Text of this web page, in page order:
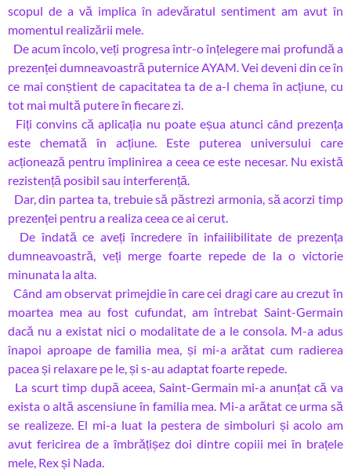
scopul de a vă implica în adevăratul sentiment am avut în
momentul realizării mele.
De acum încolo, veți progresa într-o înțelegere mai profundă a
prezenței dumneavoastră puternice AYAM. Vei deveni din ce în
ce mai conștient de capacitatea ta de a-l chema în acțiune, cu
tot mai multă putere în fiecare zi.
Fiți convins că aplicația nu poate eșua atunci când prezența
este chemată în acțiune. Este puterea universului care
acționează pentru împlinirea a ceea ce este necesar. Nu există
rezistență posibil sau interferență.
Dar, din partea ta, trebuie să păstrezi armonia, să acorzi timp
prezenței pentru a realiza ceea ce ai cerut.
De îndată ce aveți încredere în infailibilitate de prezența
dumneavoastră, veți merge foarte repede de la o victorie
minunata la alta.
Când am observat primejdie în care cei dragi care au crezut în
moartea mea au fost cufundat, am întrebat Saint-Germain
dacă nu a existat nici o modalitate de a le consola. M-a adus
înapoi aproape de familia mea, și mi-a arătat cum radierea
pacea și relaxare pe le, și s-au adaptat foarte repede.
La scurt timp după aceea, Saint-Germain mi-a anunțat că va
exista o altă ascensiune în familia mea. Mi-a arătat ce urma să
se realizeze. El mi-a luat la pestera de simboluri și acolo am
avut fericirea de a îmbrățișez doi dintre copiii mei în brațele
mele, Rex și Nada.